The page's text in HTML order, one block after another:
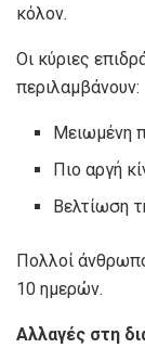
κόλον.
Οι κύριες
περιλαμβάνουν:
Μειωμένη
Πιο αργή
Βελτίωση
Πολλοί
10 ημερών.
Αλλαγές στη